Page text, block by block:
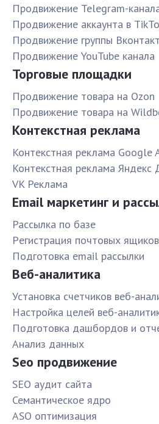
Продвижение Telegram-
Продвижение аккаунта в
Продвижение группы
Продвижение YouTube канала
Торговые площадки
Продвижение товара на Ozon
Продвижение товара на
Контекстная реклама
Контекстная реклама Google
Контекстная реклама Яндекс
VK Реклама
Email маркетинг и
Рассылка по базе
Pегистрация почтовых ящиков
Подготовка email рассылки
Веб-аналитика
Установка счетчиков веб-
Настройка целей веб-
Подготовка дашбордов и
Анализ данных
Seo продвижение
SЕО аудит сайта
Семантическое ядро
ASO оптимизация